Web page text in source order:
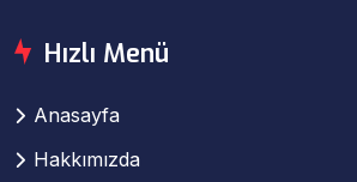
Hızlı Menü
Anasayfa
Hakkımızda